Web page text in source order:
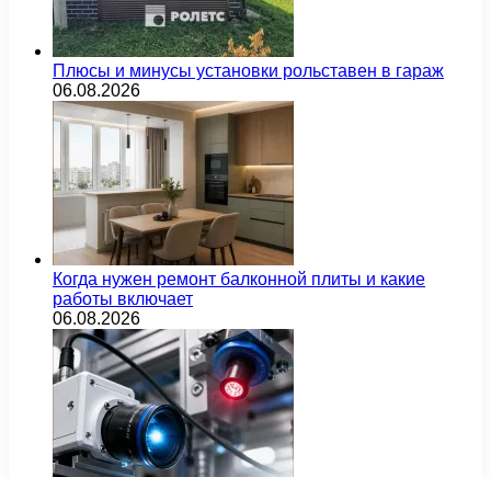
Плюсы и минусы установки рольставен в гараж
06.08.2026
Когда нужен ремонт балконной плиты и какие
работы включает
06.08.2026